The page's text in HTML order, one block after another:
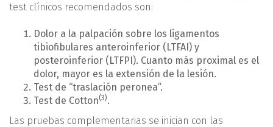
test clínicos recomendados son:
Dolor a la palpación sobre los ligamentos
tibiofibulares anteroinferior (LTFAI) y
posteroinferior (LTFPI). Cuanto más proximal es el
dolor, mayor es la extensión de la lesión.
Test de “traslación peronea”.
Test de Cotton(3).
Las pruebas complementarias se inician con las